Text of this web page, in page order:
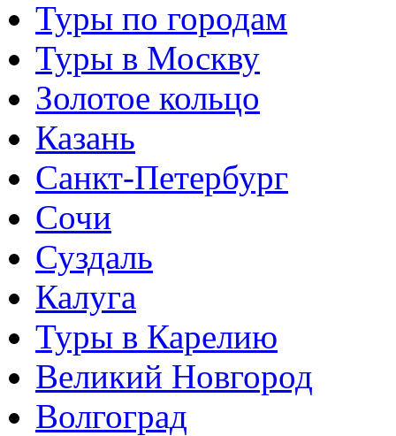
Туры по городам
Туры в Москву
Золотое кольцо
Казань
Санкт-Петербург
Сочи
Суздаль
Калуга
Туры в Карелию
Великий Новгород
Волгоград